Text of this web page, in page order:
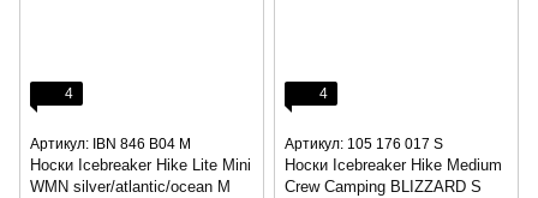
4
Артикул: IBN 846 B04 M
Носки Icebreaker Hike Lite Mini
WMN silver/atlantic/ocean M
4
Артикул: 105 176 017 S
Носки Icebreaker Hike Medium
Crew Camping BLIZZARD S